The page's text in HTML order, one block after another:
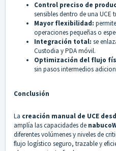
Control preciso de
sensibles dentro de una UCE
Mayor flexibilidad:
operaciones pequeñas o
Integración total: se
Custodia y PDA móvil.
Optimización del flujo
sin pasos intermedios
Conclusión
La creación manual de UCE
amplía las capacidades de
diferentes volúmenes y niveles de
flujo logístico seguro, trazable y